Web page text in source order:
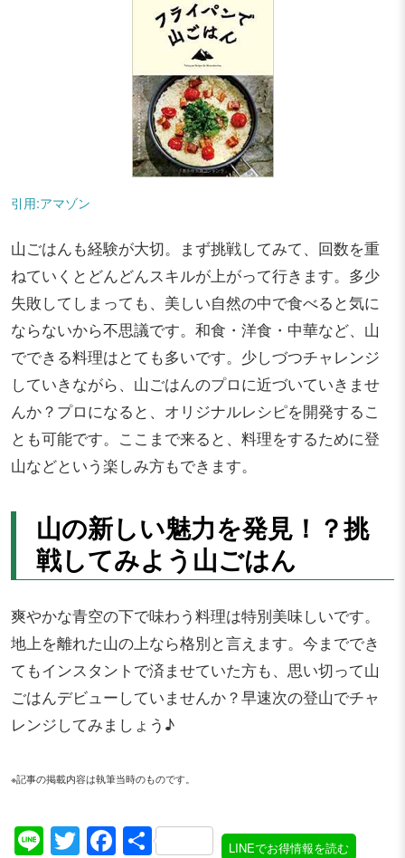
引用:アマゾン
山ごはんも経験が大切。まず挑戦してみて、回数を重
ねていくとどんどんスキルが上がって行きます。多少
失敗してしまっても、美しい自然の中で食べると気に
ならないから不思議です。和食・洋食・中華など、山
でできる料理はとても多いです。少しづつチャレンジ
していきながら、山ごはんのプロに近づいていきませ
んか？プロになると、オリジナルレシピを開発するこ
とも可能です。ここまで来ると、料理をするために登
山などという楽しみ方もできます。
山の新しい魅力を発見！？挑
戦してみよう山ごはん
爽やかな青空の下で味わう料理は特別美味しいです。
地上を離れた山の上なら格別と言えます。今まででき
てもインスタントで済ませていた方も、思い切って山
ごはんデビューしていませんか？早速次の登山でチャ
レンジしてみましょう♪
※記事の掲載内容は執筆当時のものです。
LineTwitter
Facebook
共 LINEでお得情報を読む